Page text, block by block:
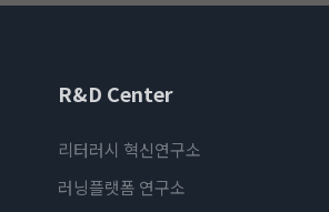
R&D Center
리터러시 혁신연구소
러닝플랫폼 연구소